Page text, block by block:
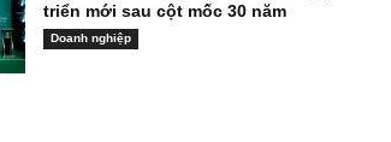
triển mới sau cột mốc 30 năm
Doanh nghiệp